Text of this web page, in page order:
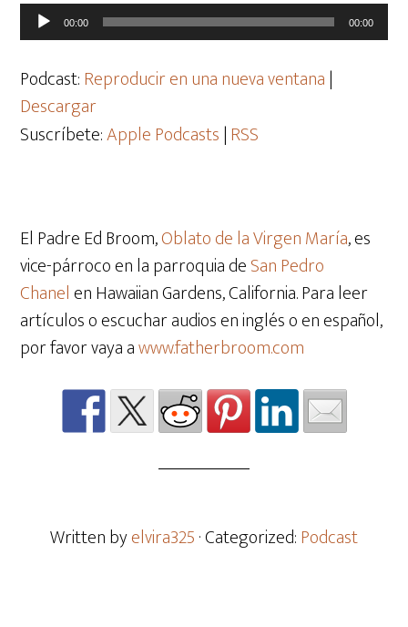
Reproductor
de
audio
00:00 00:00
Podcast:Reproducir en una nueva ventana|
Descargar
Suscríbete:Apple Podcasts|RSS
El Padre Ed Broom,Oblato de la Virgen María, es
vice-párroco en la parroquia deSan Pedro
Chanel en Hawaiian Gardens, California. Para leer
artículos o escuchar audios en inglés o en español,
por favor vaya awww.fatherbroom.com
Written byelvira325· Categorized:Podcast